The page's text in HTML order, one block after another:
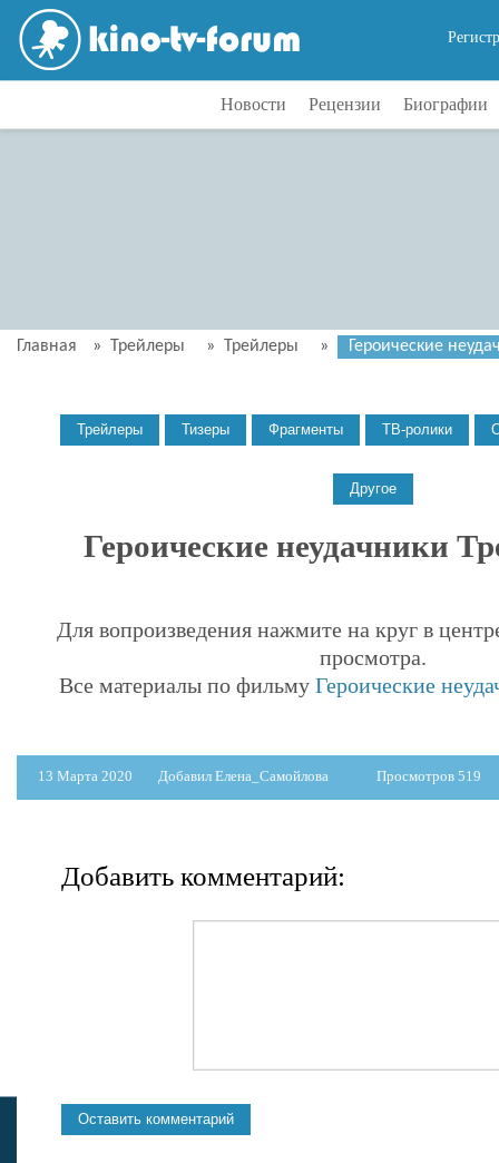
Новости Рецензии Биографии
Главная » Трейлеры » Трейлеры » Героические
Героические неудачники
Для вопроизведения нажмите на круг в
просмотра.
Все материалы по фильмуГероические
13 Марта 2020 Добавил Елена_Самойлова Просмотров 519
Добавить комментарий: